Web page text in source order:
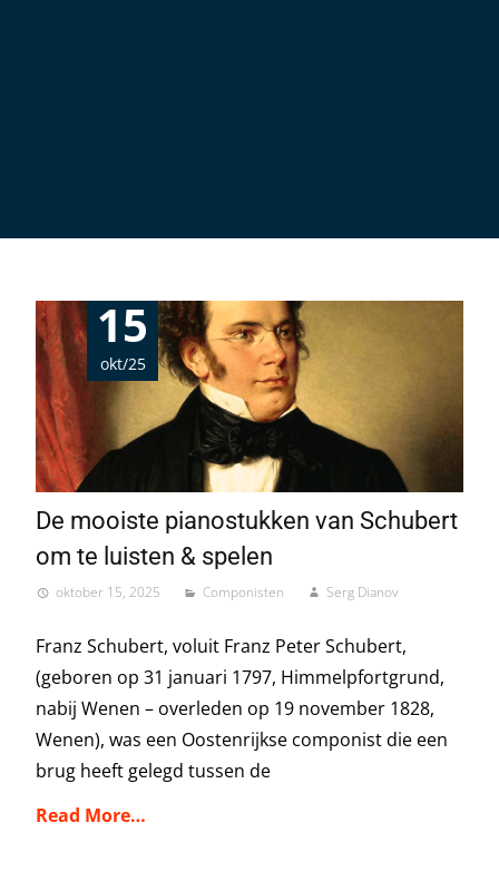
15
okt/25
De mooiste pianostukken van Schubert
om te luisten & spelen
oktober 15, 2025 Componisten Serg Dianov
Franz Schubert, voluit Franz Peter Schubert,
(geboren op 31 januari 1797, Himmelpfortgrund,
nabij Wenen – overleden op 19 november 1828,
Wenen), was een Oostenrijkse componist die een
brug heeft gelegd tussen de
Read More…